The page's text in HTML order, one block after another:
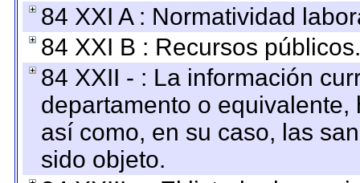
84 XXI A : Normatividad
84 XXI B : Recursos públicos.
84 XXII - : La información
departamento o
así como, en su caso, las
sido objeto.